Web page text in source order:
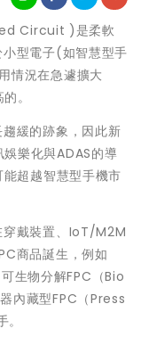
Circuit )是柔軟
型電子(如智慧型手
情況在急遽擴大
。
緩的跡象，因此新
樂化與ADAS的導
超越智慧型手機市
戴裝置、IoT/M2M
商品誕生，例如
生物分解FPC（Bio
內藏型FPC（Press